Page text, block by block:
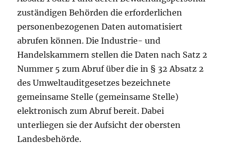
zuständigen Behörden die erforderlichen
personenbezogenen Daten automatisiert
abrufen können. Die Industrie- und
Handelskammern stellen die Daten nach Satz 2
Nummer 5 zum Abruf über die in § 32 Absatz 2
des Umweltauditgesetzes bezeichnete
gemeinsame Stelle (gemeinsame Stelle)
elektronisch zum Abruf bereit. Dabei
unterliegen sie der Aufsicht der obersten
Landesbehörde.